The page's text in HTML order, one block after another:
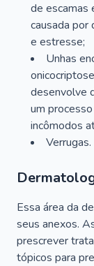
de escamas
causada por
e estresse;
Unhas
desenvolve
um
incômodos
Verrugas.
Essa área da
seus anexos.
prescrever
tópicos para